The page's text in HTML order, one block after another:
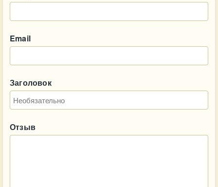
Email
Заголовок
Отзыв